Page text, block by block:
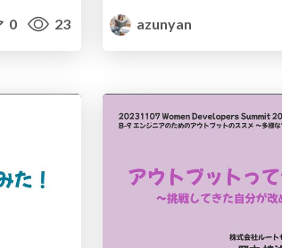
0 23
azunyan